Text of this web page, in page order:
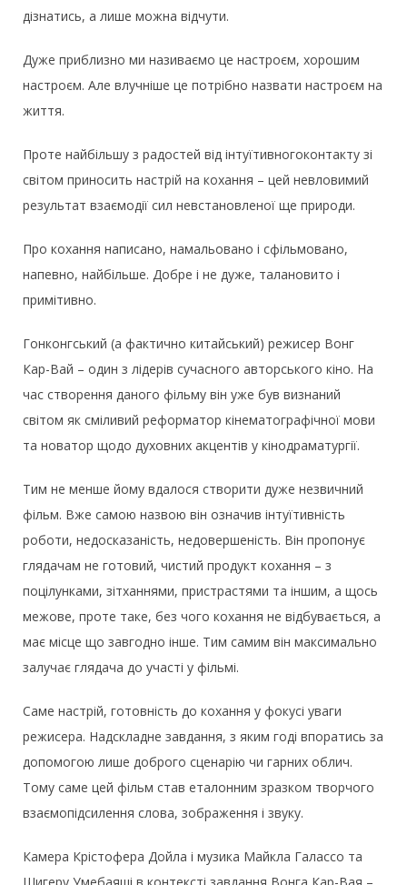
дізнатись, а лише можна відчути.
Дуже приблизно ми називаємо це настроєм, хорошим
настроєм. Але влучніше це потрібно назвати настроєм на
життя.
Проте найбільшу з радостей від інтуїтивногоконтакту зі
світом приносить настрій на кохання – цей невловимий
результат взаємодії сил невстановленої ще природи.
Про кохання написано, намальовано і сфільмовано,
напевно, найбільше. Добре і не дуже, талановито і
примітивно.
Гонконгський (а фактично китайський) режисер Вонг
Кар-Вай – один з лідерів сучасного авторського кіно. На
час створення даного фільму він уже був визнаний
світом як сміливий реформатор кінематографічної мови
та новатор щодо духовних акцентів у кінодраматургії.
Тим не менше йому вдалося створити дуже незвичний
фільм. Вже самою назвою він означив інтуїтивність
роботи, недосказаність, недовершеність. Він пропонує
глядачам не готовий, чистий продукт кохання – з
поцілунками, зітханнями, пристрастями та іншим, а щось
межове, проте таке, без чого кохання не відбувається, а
має місце що завгодно інше. Тим самим він максимально
залучає глядача до участі у фільмі.
Саме настрій, готовність до кохання у фокусі уваги
режисера. Надскладне завдання, з яким годі впоратись за
допомогою лише доброго сценарію чи гарних облич.
Тому саме цей фільм став еталонним зразком творчого
взаємопідсилення слова, зображення і звуку.
Камера Крістофера Дойла і музика Майкла Галассо та